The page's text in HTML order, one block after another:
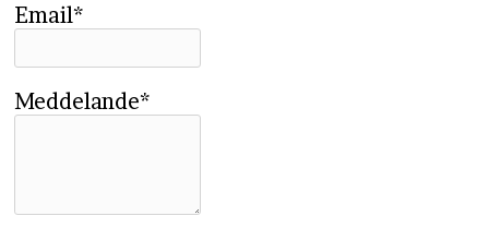
Email*
Meddelande*